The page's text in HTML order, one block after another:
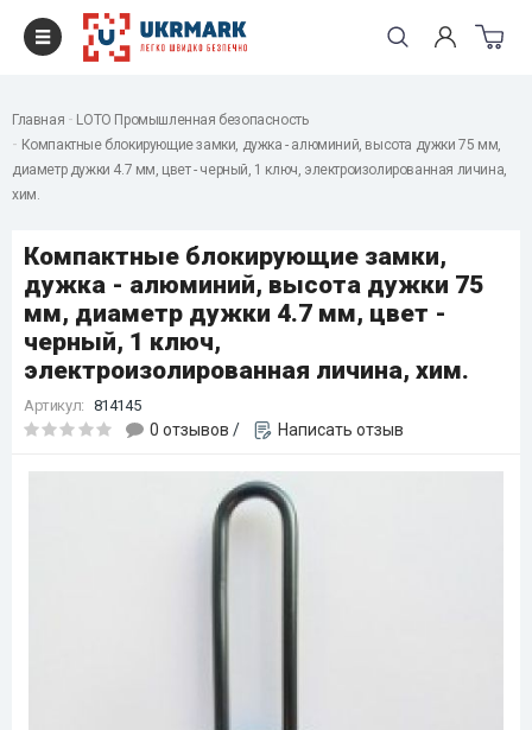
Главная
LOTO Промышленная безопасность
Компактные блокирующие замки, дужка - алюминий, высота дужки 75 мм,
диаметр дужки 4.7 мм, цвет - черный, 1 ключ, электроизолированная личина,
хим.
Компактные блокирующие замки,
дужка - алюминий, высота дужки 75
мм, диаметр дужки 4.7 мм, цвет -
черный, 1 ключ,
электроизолированная личина, хим.
Артикул: 814145
0 отзывов / Написать отзыв